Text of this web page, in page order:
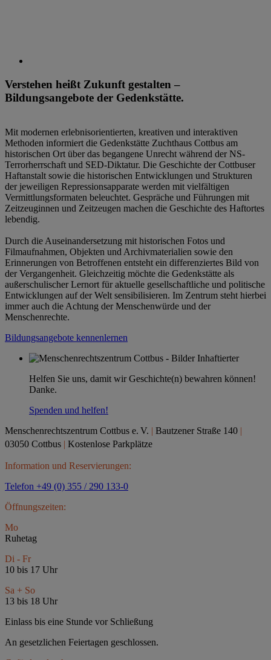
Verstehen heißt Zukunft gestalten –
Bildungsangebote der Gedenkstätte.
Mit modernen erlebnisorientierten, kreativen und interaktiven
Methoden informiert die Gedenkstätte Zuchthaus Cottbus am
historischen Ort über das begangene Unrecht während der NS-
Terrorherrschaft und SED-Diktatur. Die Geschichte der Cottbuser
Haftanstalt sowie die historischen Entwicklungen und Strukturen
der jeweiligen Repressionsapparate werden mit vielfältigen
Vermittlungsformaten beleuchtet. Gespräche und Führungen mit
Zeitzeuginnen und Zeitzeugen machen die Geschichte des Haftortes
lebendig.
Durch die Auseinandersetzung mit historischen Fotos und
Filmaufnahmen, Objekten und Archivmaterialien sowie den
Erinnerungen von Betroffenen entsteht ein differenziertes Bild von
der Vergangenheit. Gleichzeitig möchte die Gedenkstätte als
außerschulischer Lernort für aktuelle gesellschaftliche und politische
Entwicklungen auf der Welt sensibilisieren. Im Zentrum steht hierbei
immer auch die Achtung der Menschenwürde und der
Menschenrechte.
Bildungsangebote kennenlernen
Helfen Sie uns, damit wir Geschichte(n) bewahren können!
Danke.
Spenden und helfen!
Menschenrechtszentrum Cottbus e. V. | Bautzener Straße 140 |
03050 Cottbus | Kostenlose Parkplätze
Information und Reservierungen:
Telefon +49 (0) 355 / 290 133-0
Öffnungszeiten:
Mo
Ruhetag
Di - Fr
10 bis 17 Uhr
Sa + So
13 bis 18 Uhr
Einlass bis eine Stunde vor Schließung
An gesetzlichen Feiertagen geschlossen.